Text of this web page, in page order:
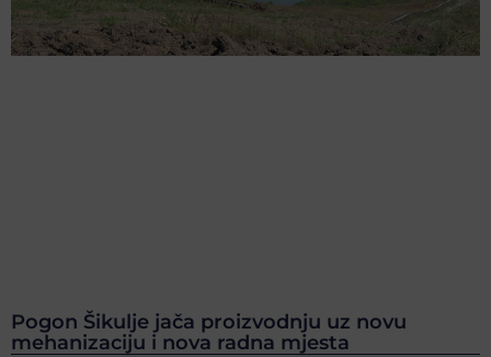
Pogon Šikulje jača proizvodnju uz novu
mehanizaciju i nova radna mjesta